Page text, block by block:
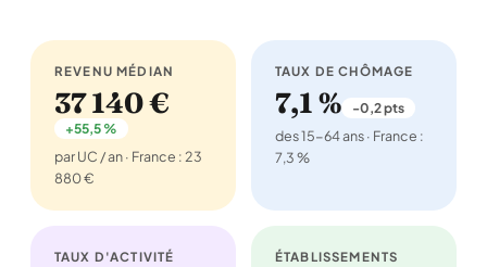
REVENU MÉDIAN
37 140 €
+55,5 %
par UC / an · France : 23
880 €
TAUX DE CHÔMAGE
7,1 % -0,2 pts
des 15-64 ans · France :
7,3 %
TAUX D'ACTIVITÉ
ÉTABLISSEMENTS